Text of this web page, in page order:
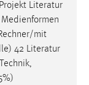
Literatur
mit
) 42 Literatur